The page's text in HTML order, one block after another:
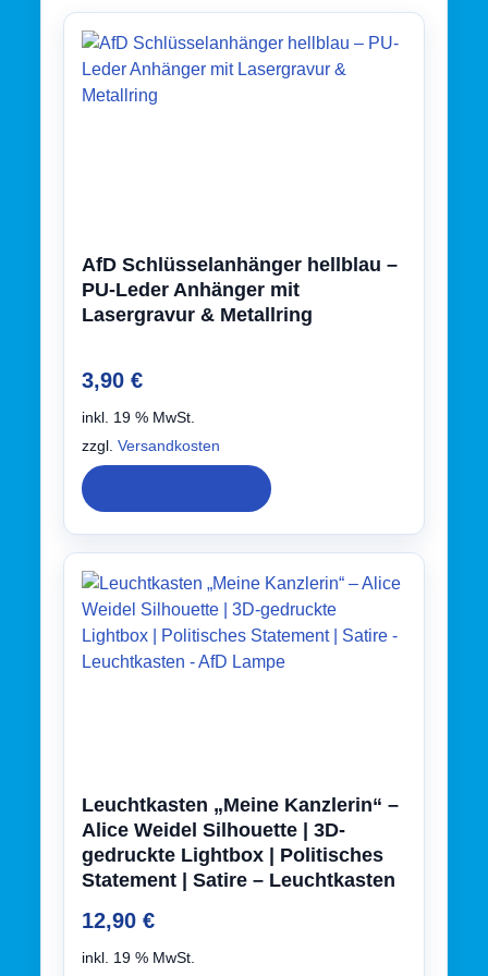
AfD Schlüsselanhänger hellblau –
PU-Leder Anhänger mit
Lasergravur & Metallring
3,90 €
inkl. 19 % MwSt.
zzgl. Versandkosten
Leuchtkasten „Meine Kanzlerin“ –
Alice Weidel Silhouette | 3D-
gedruckte Lightbox | Politisches
Statement | Satire – Leuchtkasten
12,90 €
inkl. 19 % MwSt.